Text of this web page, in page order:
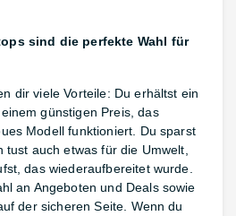
sind die perfekte Wahl für
dir viele Vorteile: Du erhältst ein
günstigen Preis, das
Modell funktioniert. Du sparst
auch etwas für die Umwelt,
das wiederaufbereitet wurde.
an Angeboten und Deals sowie
der sicheren Seite. Wenn du